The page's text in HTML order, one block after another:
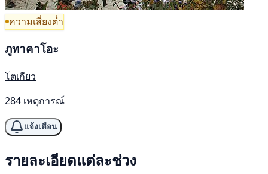
ความเสี่ยงต่ำ
ภูทาคาโอะ
โตเกียว
284 เหตุการณ์
แจ้งเตือน
รายละเอียดแต่ละช่วง